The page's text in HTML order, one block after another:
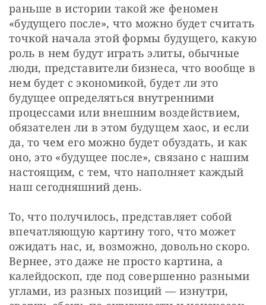
раньше в истории такой же феномен
«будущего после», что можно будет считать
точкой начала этой формы будущего, какую
роль в нем будут играть элиты, обычные
люди, представители бизнеса, что вообще в
нем будет с экономикой, будет ли это
будущее определяться внутренними
процессами или внешним воздействием,
обязателен ли в этом будущем хаос, и если
да, то чем его можно будет обуздать, и как
оно, это «будущее после», связано с нашим
настоящим, с тем, что наполняет каждый
наш сегодняшний день.
То, что получилось, представляет собой
впечатляющую картину того, что может
ожидать нас, и, возможно, довольно скоро.
Вернее, это даже не просто картина, а
калейдоскоп, где под совершенно разными
углами, из разных позиций — изнутри,